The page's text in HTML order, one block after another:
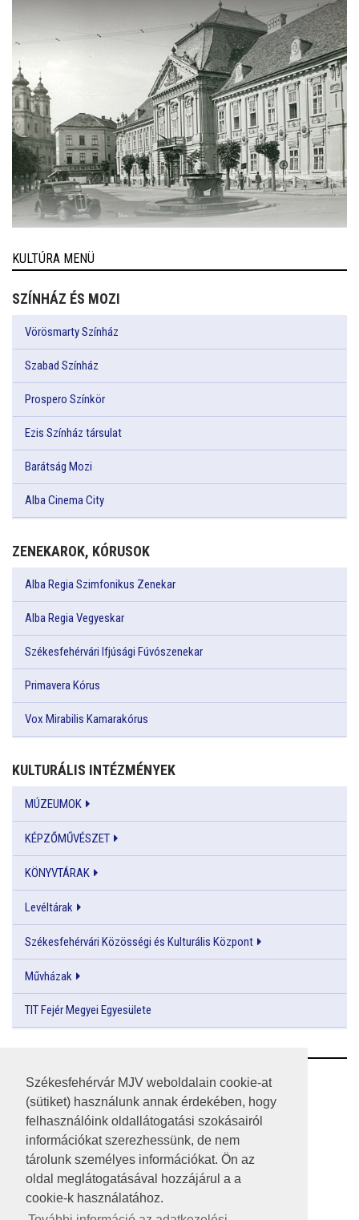
Székesfehérvár MJV weboldalain cookie-at
(sütiket) használunk annak érdekében, hogy
felhasználóink oldallátogatási szokásairól
információkat szerezhessünk, de nem
tárolunk személyes információkat. Ön az
oldal meglátogatásával hozzájárul a a
cookie-k használatához.
KULTÚRA MENÜ
SZÍNHÁZ ÉS MOZI
Vörösmarty Színház
Szabad Színház
Prospero Színkör
Ezis Színház társulat
Barátság Mozi
Alba Cinema City
ZENEKAROK, KÓRUSOK
Alba Regia Szimfonikus Zenekar
Alba Regia Vegyeskar
Székesfehérvári Ifjúsági Fúvószenekar
Primavera Kórus
Vox Mirabilis Kamarakórus
KULTURÁLIS INTÉZMÉNYEK
MÚZEUMOK
KÉPZŐMŰVÉSZET
KÖNYVTÁRAK
Levéltárak
Székesfehérvári Közösségi és Kulturális Központ
Művházak
TIT Fejér Megyei Egyesülete
RSS
A HONLAP 2017.03.31-I ÁLLAPOTA
JOGI NYILATKOZAT
IMPRESSZUM